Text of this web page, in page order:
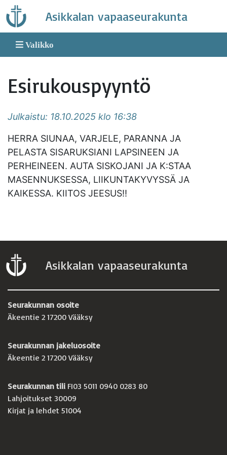
Skip
to
content
Asikkalan vapaaseurakunta
Valikko
Esirukouspyyntö
Julkaistu: 18.10.2025 klo 16:38
HERRA SIUNAA, VARJELE, PARANNA JA
PELASTA SISARUKSIANI LAPSINEEN JA
PERHEINEEN. AUTA SISKOJANI JA K:STAA
MASENNUKSESSA, LIIKUNTAKYVYSSÄ JA
KAIKESSA. KIITOS JEESUS!!
Asikkalan vapaaseurakunta
Seurakunnan osoite
Äkeentie 2 17200 Vääksy
Seurakunnan jakeluosoite
Äkeentie 2 17200 Vääksy
Seurakunnan tili FI03 5011 0940 0283 80
Lahjoitukset 30009
Kirjat ja lehdet 51004